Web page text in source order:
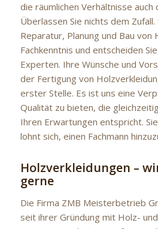
die räumlichen Verhältnisse
Überlassen Sie nichts dem Zufall.
Reparatur, Planung und Bau von
Fachkenntnis und entscheiden
Experten. Ihre Wünsche und
der Fertigung von
erster Stelle. Es ist uns eine
Qualität zu bieten, die
Ihren Erwartungen entspricht.
lohnt sich, einen Fachmann
Holzverkleidungen –
gerne
Die Firma ZMB Meisterbetrieb
seit ihrer Gründung mit Holz-